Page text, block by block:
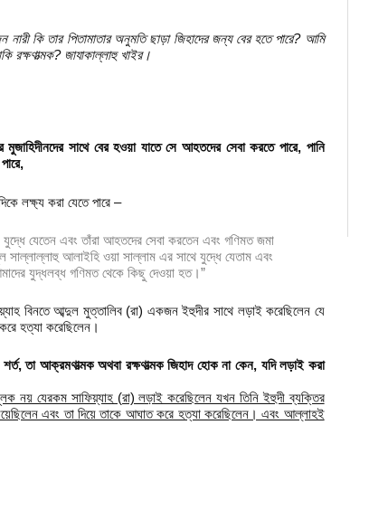
কি তার পিতামাতার অনুমতি ছাড়া জিহাদের জন্য বের হতে পারে? আমি
রক্ষণাত্মক? জাযাকাল্লাহু খাইর।
সাথে বের হওয়া যাতে সে আহতদের সেবা করতে পারে, পানি
লক্ষ্য করা যেতে পারে –
যুদ্ধে যেতেন এবং তাঁরা আহতদের সেবা করতেন এবং গণিমত জমা
আলাইহি ওয়া সাল্লাম এর সাথে যুদ্ধে যেতাম এবং
যুদ্ধলব্ধ গণিমত থেকে কিছু দেওয়া হত।”
বিনতে আব্দুল মুত্তালিব (রা) একজন ইহুদীর সাথে লড়াই করেছিলেন যে
হত্যা করেছিলেন।
শর্ত, তা আক্রমণাত্মক অথবা রক্ষণাত্মক জিহাদ হোক না কেন, যদি লড়াই করা
নয় যেরকম সাফিয়্যাহ (রা) লড়াই করেছিলেন যখন তিনি ইহুদী ব্যক্তির
এবং তা দিয়ে তাকে আঘাত করে হত্যা করেছিলেন। এবং আল্লাহই